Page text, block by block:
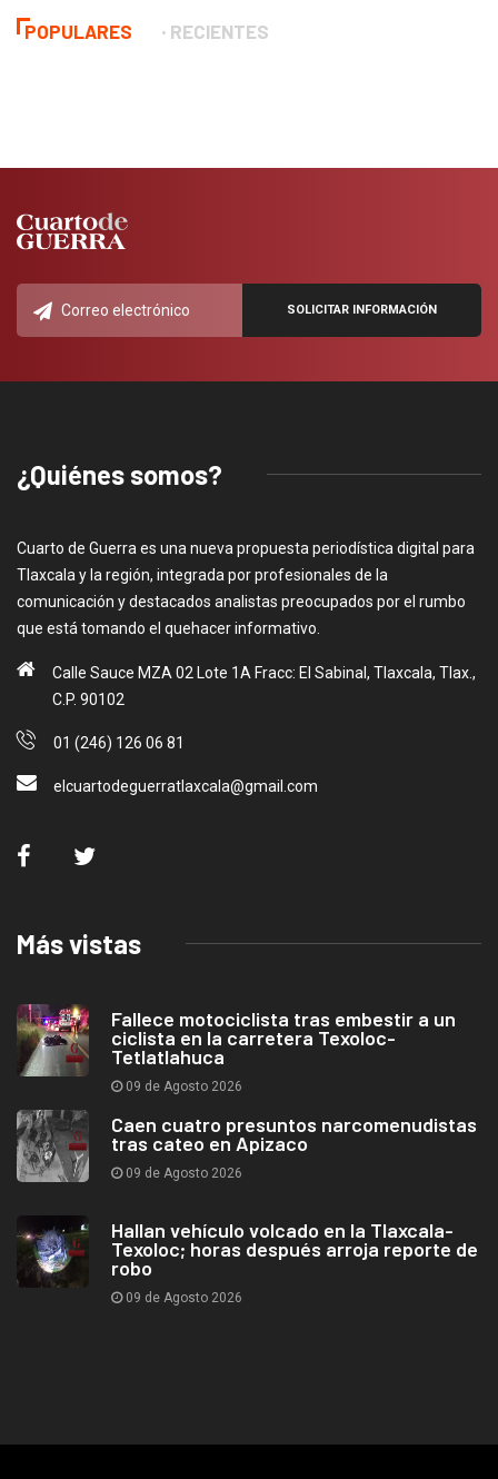
POPULARES RECIENTES
¿Quiénes somos?
Cuarto de Guerra es una nueva propuesta periodística digital para
Tlaxcala y la región, integrada por profesionales de la
comunicación y destacados analistas preocupados por el rumbo
que está tomando el quehacer informativo.
Calle Sauce MZA 02 Lote 1A Fracc: El Sabinal, Tlaxcala, Tlax.,
C.P. 90102
01 (246) 126 06 81
elcuartodeguerratlaxcala@gmail.com
Más vistas
Fallece motociclista tras embestir a un
ciclista en la carretera Texoloc-
Tetlatlahuca
09 de Agosto 2026
Caen cuatro presuntos narcomenudistas
tras cateo en Apizaco
09 de Agosto 2026
Hallan vehículo volcado en la Tlaxcala-
Texoloc; horas después arroja reporte de
robo
09 de Agosto 2026